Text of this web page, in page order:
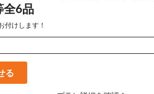
全6品
付けします！
る